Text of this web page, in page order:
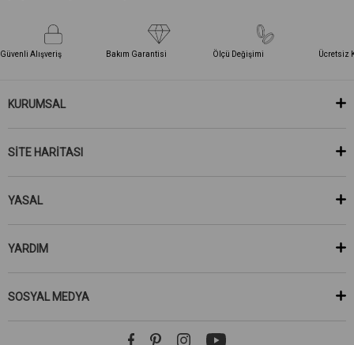
Güvenli Alışveriş Bakım Garantisi Ölçü Değişimi Ücretsiz
KURUMSAL
SİTE HARİTASI
YASAL
YARDIM
SOSYAL MEDYA